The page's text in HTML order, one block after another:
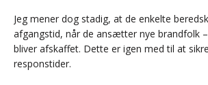
Jeg mener dog stadig, at de enkelte
afgangstid, når de ansætter nye brandfolk
bliver afskaffet. Dette er igen med til at
responstider.